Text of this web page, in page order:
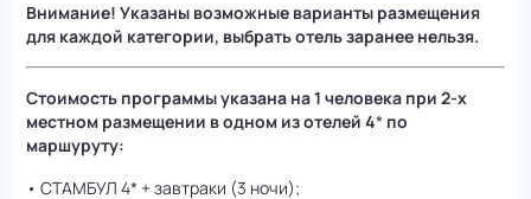
Внимание! Указаны возможные варианты размещения
для каждой категории, выбрать отель заранее нельзя.
Cтоимость программы указана на 1 человека при 2-х
местном размещении в одном из отелей 4* по
маршуруту:
• СТАМБУЛ 4* + завтраки (3 ночи);